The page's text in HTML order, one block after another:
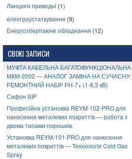
Ланцюги приводні (1)
електроустаткування (9)
Енергозберігаюче обладнання (12)
СВІЖІ ЗАПИСИ
МУФТА КАБЕЛЬНА БАГАТОФУНКЦІОНАЛЬНА
МКМ-2002 — АНАЛОГ ЗАМІНА НА СУЧАСНУ:
РЕМОНТНИЙ НАБІР РН-7+ (1-6,3 кВ)
Сифон SIP
Професійна установка REYM-102-PRO для
нанесення металевих покриттів — робота з
двома типами порошків.
Установка REYM-101-PRO для нанесення
металевих покриттів — Технологія Cold Gas
Spray